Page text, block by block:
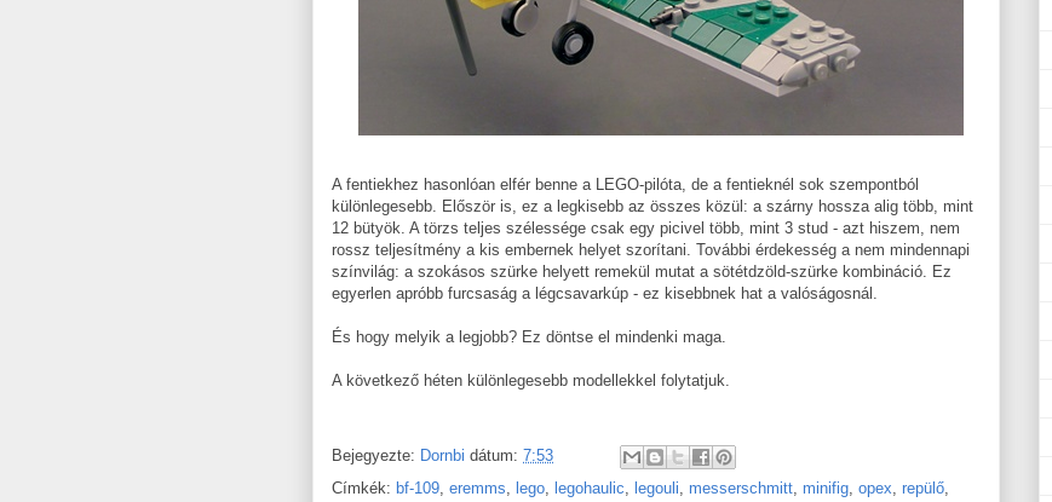
A fentiekhez hasonlóan elfér benne a LEGO-pilóta, de a fentieknél sok szempontból
különlegesebb. Először is, ez a legkisebb az összes közül: a szárny hossza alig több, mint
12 bütyök. A törzs teljes szélessége csak egy picivel több, mint 3 stud - azt hiszem, nem
rossz teljesítmény a kis embernek helyet szorítani. További érdekesség a nem mindennapi
színvilág: a szokásos szürke helyett remekül mutat a sötétdzöld-szürke kombináció. Ez
egyerlen apróbb furcsaság a légcsavarkúp - ez kisebbnek hat a valóságosnál.
És hogy melyik a legjobb? Ez döntse el mindenki maga.
A következő héten különlegesebb modellekkel folytatjuk.
Bejegyezte: Dornbi dátum: 7:53
Címkék: bf-109, eremms, lego, legohaulic, legouli, messerschmitt, minifig, opex, repülő,